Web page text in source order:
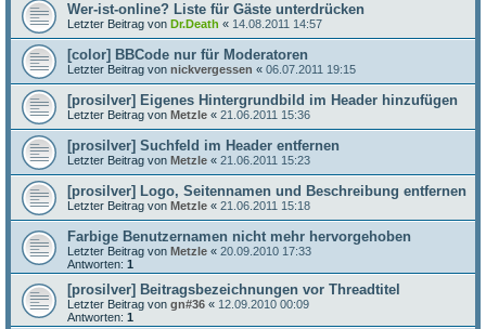
Wer-ist-online? Liste für Gäste unterdrücken
Letzter Beitrag von Dr.Death « 14.08.2011 14:57
[color] BBCode nur für Moderatoren
Letzter Beitrag von nickvergessen « 06.07.2011 19:15
[prosilver] Eigenes Hintergrundbild im Header hinzufügen
Letzter Beitrag von Metzle « 21.06.2011 15:36
[prosilver] Suchfeld im Header entfernen
Letzter Beitrag von Metzle « 21.06.2011 15:23
[prosilver] Logo, Seitennamen und Beschreibung entfernen
Letzter Beitrag von Metzle « 21.06.2011 15:18
Farbige Benutzernamen nicht mehr hervorgehoben
Letzter Beitrag von Metzle « 20.09.2010 17:33
Antworten: 1
[prosilver] Beitragsbezeichnungen vor Threadtitel
Letzter Beitrag von gn#36 « 12.09.2010 00:09
Antworten: 1